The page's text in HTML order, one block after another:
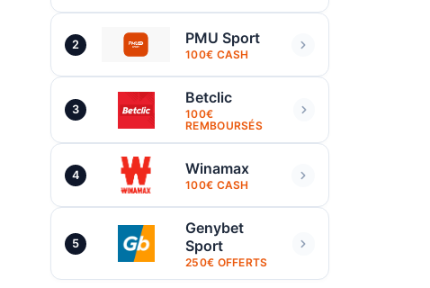
2 PMU Sport
100€ CASH
3
Betclic
100€
REMBOURSÉS
4 Winamax
100€ CASH
5
Genybet
Sport
250€ OFFERTS